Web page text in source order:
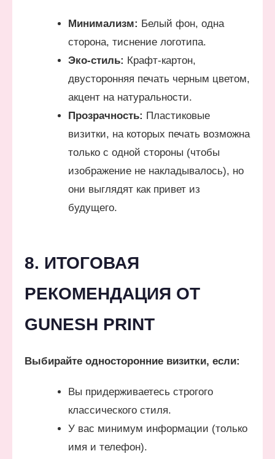
Минимализм: Белый фон, одна
сторона, тиснение логотипа.
Эко-стиль: Крафт-картон,
двусторонняя печать черным цветом,
акцент на натуральности.
Прозрачность: Пластиковые
визитки, на которых печать возможна
только с одной стороны (чтобы
изображение не накладывалось), но
они выглядят как привет из
будущего.
8. ИТОГОВАЯ
РЕКОМЕНДАЦИЯ ОТ
GUNESH PRINT
Выбирайте односторонние визитки, если:
Вы придерживаетесь строгого
классического стиля.
У вас минимум информации (только
имя и телефон).